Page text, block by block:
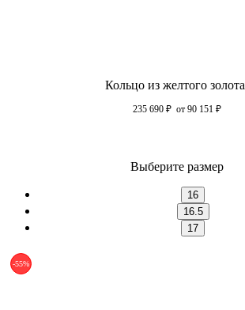
Кольцо из желтого золота
235 690 ₽ от 90 151 ₽
Выберите размер
16
16.5
17
-55%